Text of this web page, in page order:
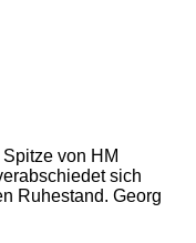
von HM
sich
Ruhestand. Georg